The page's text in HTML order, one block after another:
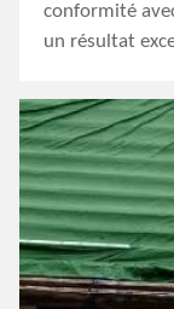
conformité
un résultat